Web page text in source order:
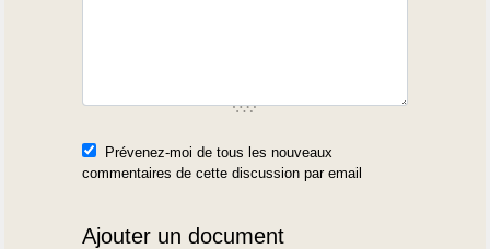
Prévenez-moi de tous les nouveaux
commentaires de cette discussion par email
Ajouter un document